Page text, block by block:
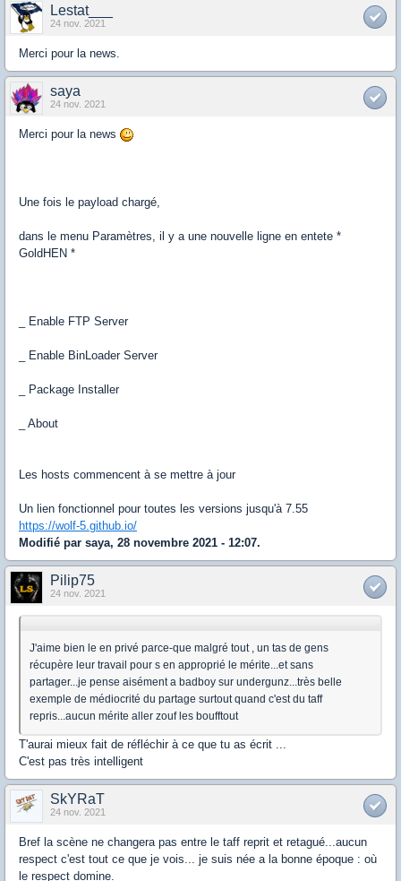
Lestat___
24 nov. 2021
Merci pour la news.
saya
24 nov. 2021
Merci pour la news
Une fois le payload chargé,
dans le menu Paramètres, il y a une nouvelle ligne en entete *
GoldHEN *
_ Enable FTP Server
_ Enable BinLoader Server
_ Package Installer
_ About
Les hosts commencent à se mettre à jour
Un lien fonctionnel pour toutes les versions jusqu'à 7.55
https://wolf-5.github.io/
Modifié par saya, 28 novembre 2021 - 12:07.
Pilip75
24 nov. 2021
J'aime bien le en privé parce-que malgré tout , un tas de gens
récupère leur travail pour s en approprié le mérite...et sans
partager...je pense aisément a badboy sur undergunz...très belle
exemple de médiocrité du partage surtout quand c'est du taff
repris...aucun mérite aller zouf les boufftout
T'aurai mieux fait de réfléchir à ce que tu as écrit ...
C'est pas très intelligent
SkYRaT
24 nov. 2021
Bref la scène ne changera pas entre le taff reprit et retagué...aucun
respect c'est tout ce que je vois... je suis née a la bonne époque : où
le respect domine.